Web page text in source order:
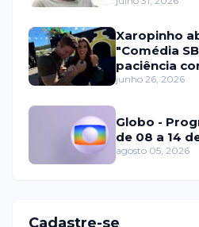
Xaropinho
"Comédia
paciência
junho 26, 2026
Globo -
de 08 a 14
agosto 05, 2026
Cadastre-se